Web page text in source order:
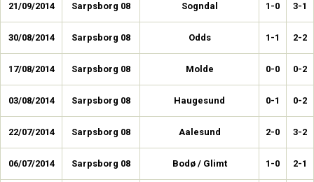
21/09/2014 Sarpsborg 08 Sogndal 1-0 3-1
30/08/2014 Sarpsborg 08 Odds 1-1 2-2
17/08/2014 Sarpsborg 08 Molde 0-0 0-2
03/08/2014 Sarpsborg 08 Haugesund 0-1 0-2
22/07/2014 Sarpsborg 08 Aalesund 2-0 3-2
06/07/2014 Sarpsborg 08 Bodø / Glimt 1-0 2-1